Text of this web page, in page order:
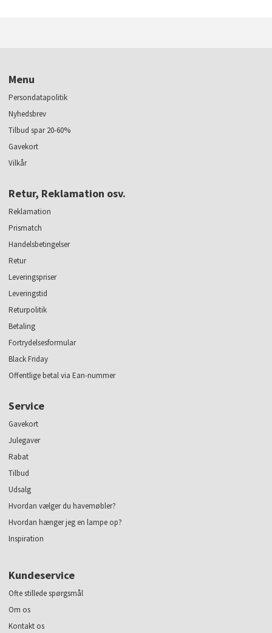
Menu
Persondatapolitik
Nyhedsbrev
Tilbud spar 20-60%
Gavekort
Vilkår
Retur, Reklamation osv.
Reklamation
Prismatch
Handelsbetingelser
Retur
Leveringspriser
Leveringstid
Returpolitik
Betaling
Fortrydelsesformular
Black Friday
Offentlige betal via Ean-nummer
Service
Gavekort
Julegaver
Rabat
Tilbud
Udsalg
Hvordan vælger du havemøbler?
Hvordan hænger jeg en lampe op?
Inspiration
Kundeservice
Ofte stillede spørgsmål
Om os
Kontakt os